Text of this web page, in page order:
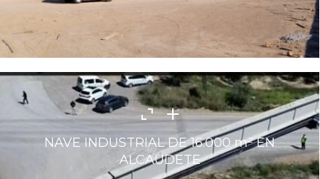
NAVE INDUSTRIAL DE 16.000 m² EN
ALCAUDETE